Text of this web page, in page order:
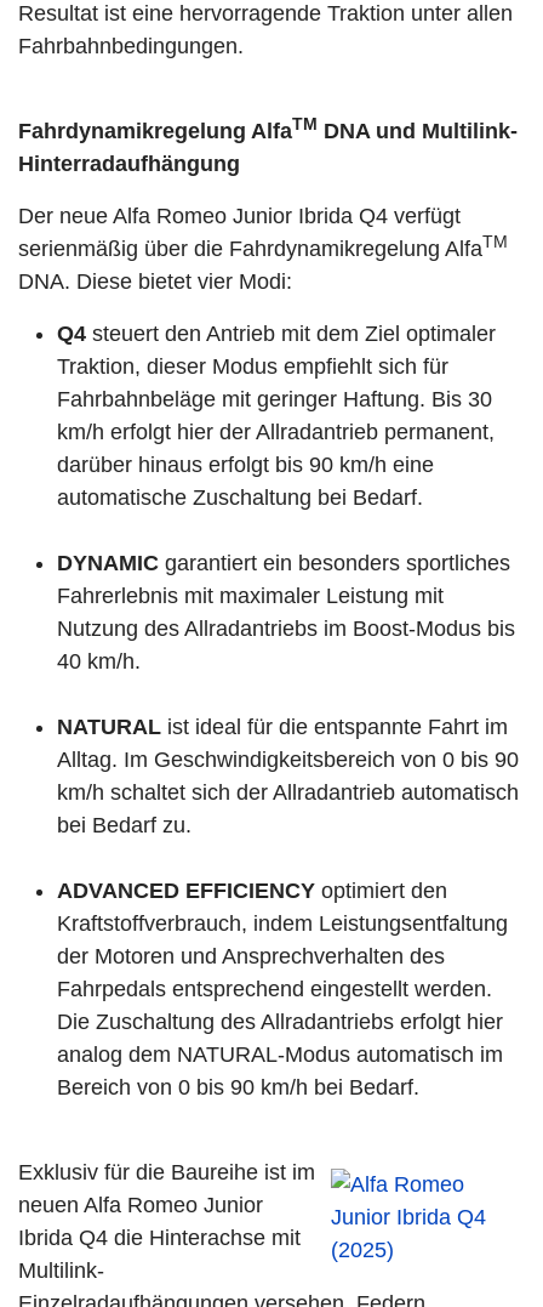
Resultat ist eine hervorragende Traktion unter allen
Fahrbahnbedingungen.
Fahrdynamikregelung AlfaTM DNA und Multilink-
Hinterradaufhängung
Der neue Alfa Romeo Junior Ibrida Q4 verfügt
serienmäßig über die Fahrdynamikregelung AlfaTM
DNA. Diese bietet vier Modi:
Q4 steuert den Antrieb mit dem Ziel optimaler
Traktion, dieser Modus empfiehlt sich für
Fahrbahnbeläge mit geringer Haftung. Bis 30
km/h erfolgt hier der Allradantrieb permanent,
darüber hinaus erfolgt bis 90 km/h eine
automatische Zuschaltung bei Bedarf.
DYNAMIC garantiert ein besonders sportliches
Fahrerlebnis mit maximaler Leistung mit
Nutzung des Allradantriebs im Boost-Modus bis
40 km/h.
NATURAL ist ideal für die entspannte Fahrt im
Alltag. Im Geschwindigkeitsbereich von 0 bis 90
km/h schaltet sich der Allradantrieb automatisch
bei Bedarf zu.
ADVANCED EFFICIENCY optimiert den
Kraftstoffverbrauch, indem Leistungsentfaltung
der Motoren und Ansprechverhalten des
Fahrpedals entsprechend eingestellt werden.
Die Zuschaltung des Allradantriebs erfolgt hier
analog dem NATURAL-Modus automatisch im
Bereich von 0 bis 90 km/h bei Bedarf.
Exklusiv für die Baureihe ist im
neuen Alfa Romeo Junior
Ibrida Q4 die Hinterachse mit
Multilink-